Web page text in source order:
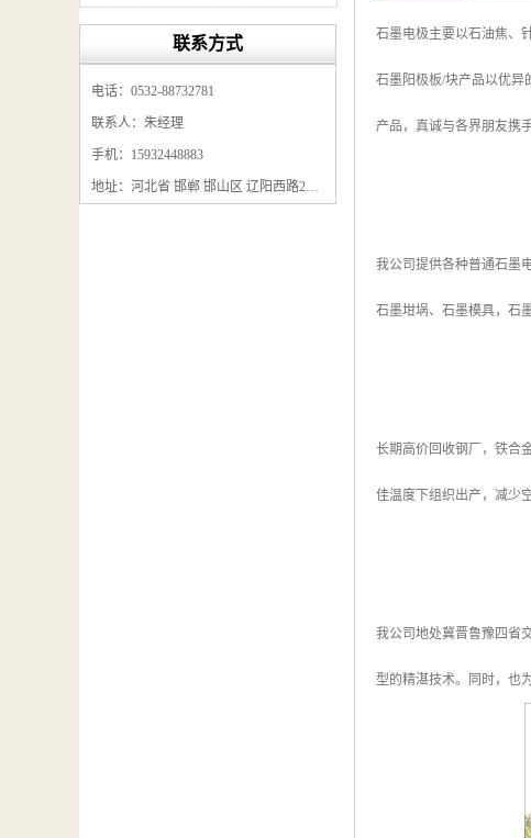
废石墨换热器回收
石墨粉回收
石墨换热器回收
联系方式
电话：0532-88732781
联系人：朱经理
手机：15932448883
地址：河北省 邯郸 邯山区 辽阳西路295号
石墨电极主要以石油焦、
石墨阳极板/块产品以优异
产品，真诚与各界朋友携
我公司提供各种普通石墨
石墨坩埚、石墨模具，石
长期高价回收钢厂，铁合
佳温度下组织出产，减少
我公司地处冀晋鲁豫四省
型的精湛技术。同时，也